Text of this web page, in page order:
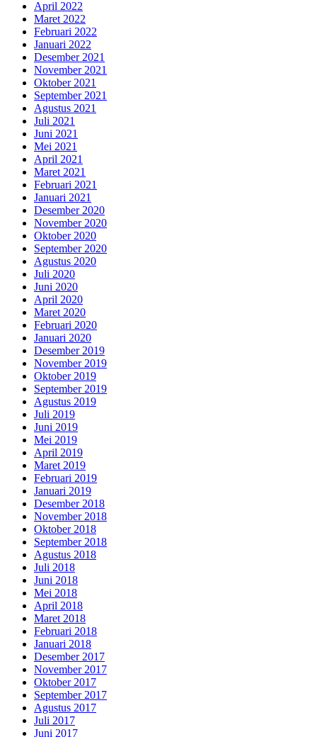
April 2022
Maret 2022
Februari 2022
Januari 2022
Desember 2021
November 2021
Oktober 2021
September 2021
Agustus 2021
Juli 2021
Juni 2021
Mei 2021
April 2021
Maret 2021
Februari 2021
Januari 2021
Desember 2020
November 2020
Oktober 2020
September 2020
Agustus 2020
Juli 2020
Juni 2020
April 2020
Maret 2020
Februari 2020
Januari 2020
Desember 2019
November 2019
Oktober 2019
September 2019
Agustus 2019
Juli 2019
Juni 2019
Mei 2019
April 2019
Maret 2019
Februari 2019
Januari 2019
Desember 2018
November 2018
Oktober 2018
September 2018
Agustus 2018
Juli 2018
Juni 2018
Mei 2018
April 2018
Maret 2018
Februari 2018
Januari 2018
Desember 2017
November 2017
Oktober 2017
September 2017
Agustus 2017
Juli 2017
Juni 2017